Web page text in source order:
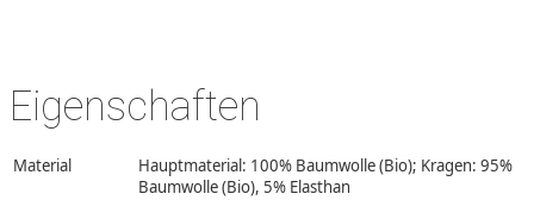
Eigenschaften
Material
Hauptmaterial: 100% Baumwolle (Bio); Kragen: 95%
Baumwolle (Bio), 5% Elasthan